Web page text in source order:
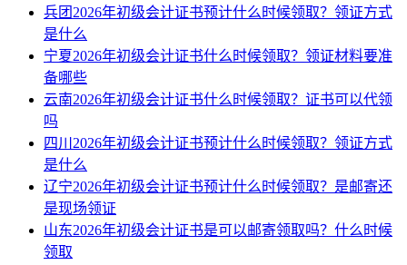
兵团2026年初级会计证书预计什么时候领取？领证方式
是什么
宁夏2026年初级会计证书什么时候领取？领证材料要准
备哪些
云南2026年初级会计证书什么时候领取？证书可以代领
吗
四川2026年初级会计证书预计什么时候领取？领证方式
是什么
辽宁2026年初级会计证书预计什么时候领取？是邮寄还
是现场领证
山东2026年初级会计证书是可以邮寄领取吗？什么时候
领取